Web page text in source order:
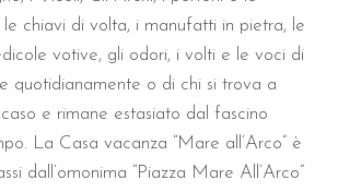
chiavi di volta, i manufatti in pietra, le
votive, gli odori, i volti e le voci di
quotidianamente o di chi si trova a
e rimane estasiato dal fascino
La Casa vacanza “Mare all’Arco” è
dall’omonima “Piazza Mare All’Arco”